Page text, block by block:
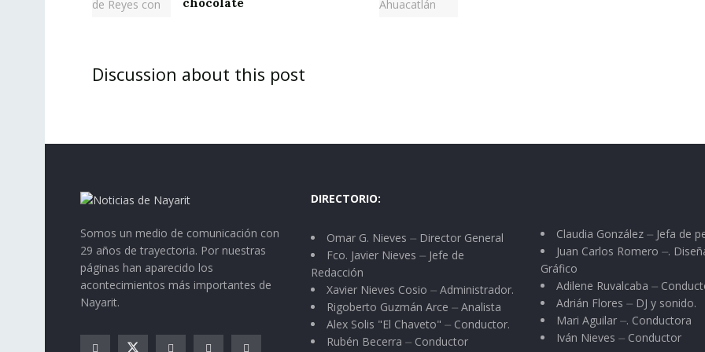
Discussion about this post
Somos un medio de comunicación con
29 años de trayectoria. Por nuestras
páginas han aparecido los
acontecimientos más importantes de
Nayarit.
DIRECTORIO:
Omar G. Nieves ⏤ Director General
Fco. Javier Nieves ⏤ Jefe de
Redacción
Xavier Nieves Cosio ⏤ Administrador.
Rigoberto Guzmán Arce ⏤ Analista
Alex Solis "El Chaveto" ⏤ Conductor.
Rubén Becerra ⏤ Conductor
Claudia González ⏤ Jefa de
Juan Carlos Romero ⏤.
Gráfico
Adilene Ruvalcaba ⏤
Adrián Flores ⏤ DJ y sonido.
Mari Aguilar ⏤. Conductora
Iván Nieves ⏤ Conductor